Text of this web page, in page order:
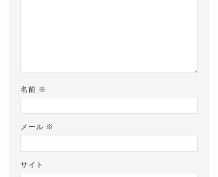
名前 ※
メール ※
サイト